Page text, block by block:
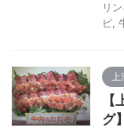
リ
ピ
グ